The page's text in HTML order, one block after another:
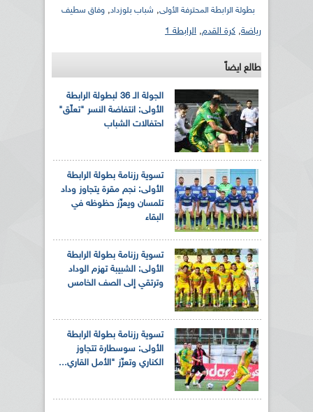
بطولة الرابطة المحترفة الأولى, شباب بلوزداد, وفاق سطيف
رياضة, كرة القدم, الرابطة 1
طالع ايضاً
الجولة الـ 36 لبطولة الرابطة
الأولى: انتفاضة النسر "تعلّق"
احتفالات الشباب
تسوية رزنامة بطولة الرابطة
الأولى: نجم مقرة يتجاوز وداد
تلمسان ويعزّز حظوظه في
البقاء
تسوية رزنامة بطولة الرابطة
الأولى: الشبيبة تهزم الوداد
وترتقي إلى الصف الخامس
تسوية رزنامة بطولة الرابطة
الأولى: سوسطارة تتجاوز
الكناري وتعزّز "الأمل القاري...